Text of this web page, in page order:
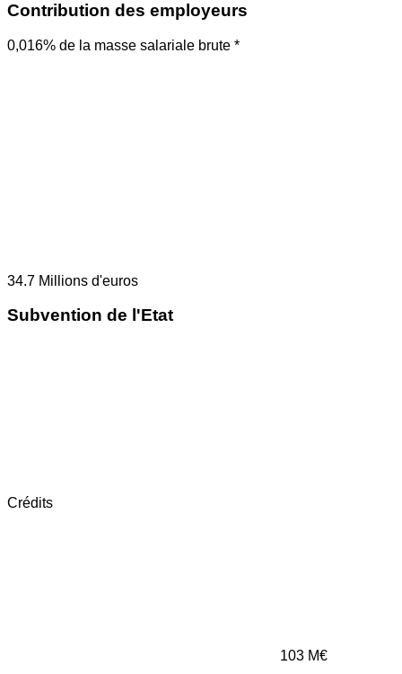
Contribution des employeurs
0,016% de la masse salariale brute *
34.7 Millions d'euros
Subvention de l'Etat
Crédits
103 M€